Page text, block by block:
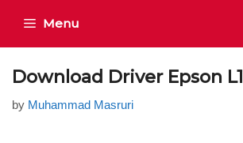
content
Menu
Download Driver Epson
by Muhammad Masruri